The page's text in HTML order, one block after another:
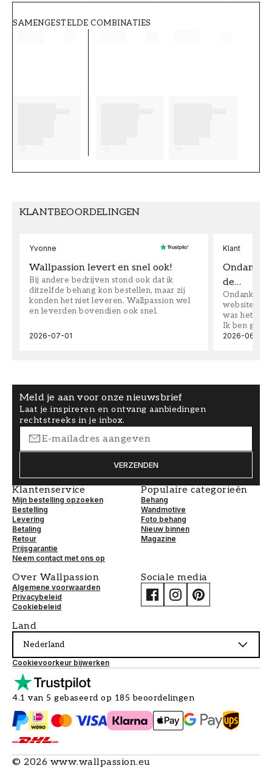
SAMENGESTELDE COMBINATIES
KLANTBEOORDELINGEN
Yvonne
Wallpassion levert en snel ook!
Bij andere bedrijven stond ook dat ik
ditzelfde behang kon bestellen, maar zij
konden het niet leveren. Wallpassion wel
en leverden bovendien ook snel.
2026-07-01
Klant
Ondanks
de…
Ondanks
website
was het
Ik ben
2026-06-08
Meld je aan voor onze nieuwsbrief
Laat je inspireren en ontvang aanbiedingen
rechtstreeks in je inbox.
VERZENDEN
Klantenservice
Mijn bestelling opzoeken
Bestelling
Levering
Betaling
Retour
Prijsgarantie
Neem contact met ons op
Populaire categorieën
Behang
Wandmotive
Foto behang
Nieuw binnen
Magazine
Over Wallpassion
Algemene voorwaarden
Privacybeleid
Cookiebeleid
Sociale media
Land
Nederland
Cookievoorkeur bijwerken
4.1 van 5 gebaseerd op 185 beoordelingen
© 2026 www.wallpassion.eu